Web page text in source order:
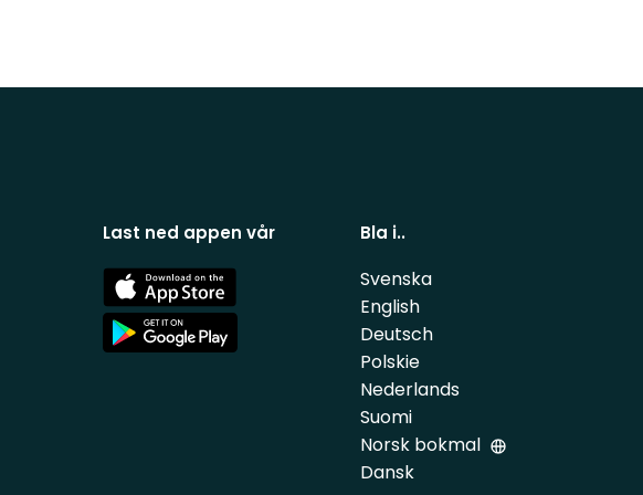
Last ned appen vår
App
Store
App
Store
Bla i..
Svenska
English
Deutsch
Polskie
Nederlands
Suomi
Norsk bokmal
Dansk